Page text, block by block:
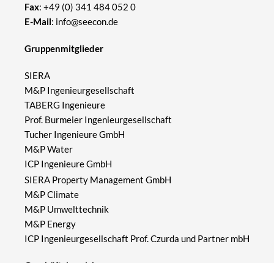
Gruppenmitglieder
SIERA
M&P Ingenieurgesellschaft
TABERG Ingenieure
Prof. Burmeier Ingenieurgesellschaft
Tucher Ingenieure GmbH
M&P Water
ICP Ingenieure GmbH
SIERA Property Management GmbH
M&P Climate
M&P Umwelttechnik
M&P Energy
ICP Ingenieurgesellschaft Prof. Czurda und Partner mbH
Fax: +49 (0) 341 484 052 0
E-Mail: info@seecon.de